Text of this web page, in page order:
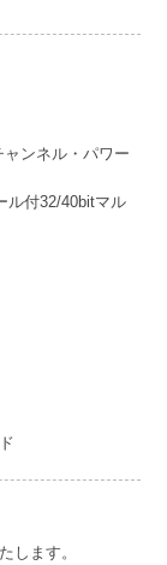
ャンネル・パワー
ル付32/40bitマル
します。